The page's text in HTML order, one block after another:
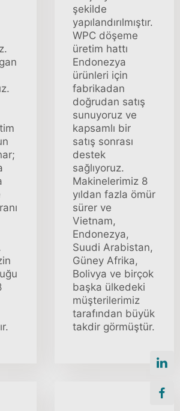
şekilde
yapılandırılmıştır.
WPC döşeme
üretim hattı
Endonezya
ürünleri için
fabrikadan
doğrudan satış
sunuyoruz ve
kapsamlı bir
satış sonrası
destek
sağlıyoruz.
Makinelerimiz 8
yıldan fazla ömür
sürer ve
Vietnam,
Endonezya,
Suudi Arabistan,
Güney Afrika,
Bolivya ve birçok
başka ülkedeki
müşterilerimiz
tarafından büyük
takdir görmüştür.